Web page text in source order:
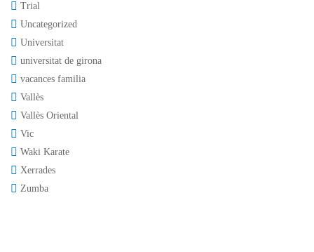
Trial
Uncategorized
Universitat
universitat de girona
vacances familia
Vallès
Vallès Oriental
Vic
Waki Karate
Xerrades
Zumba